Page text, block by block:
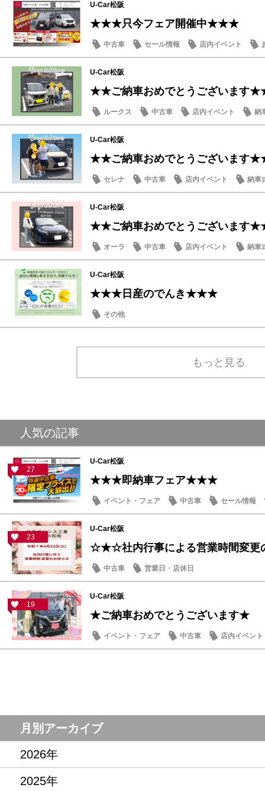
U-Car松阪
★★★只今フェア開催中★★★
中古車 セール情報 店内イベント
U-Car松阪
★★ご納車おめでとうございます
ルークス 中古車 店内イベント 納
U-Car松阪
★★ご納車おめでとうございます
セレナ 中古車 店内イベント 納車
U-Car松阪
★★ご納車おめでとうございます
オーラ 中古車 店内イベント 納車
U-Car松阪
★★★日産のでんき★★★
その他
もっと見る
人気の記事
27
U-Car松阪
★★★即納車フェア★★★
イベント・フェア 中古車 セール情報
23
U-Car松阪
☆★☆社内行事による営業時間変
中古車 営業日・店休日
19
U-Car松阪
★ご納車おめでとうございます★
イベント・フェア 中古車 店内イベント
月別アーカイブ
2026年
2025年